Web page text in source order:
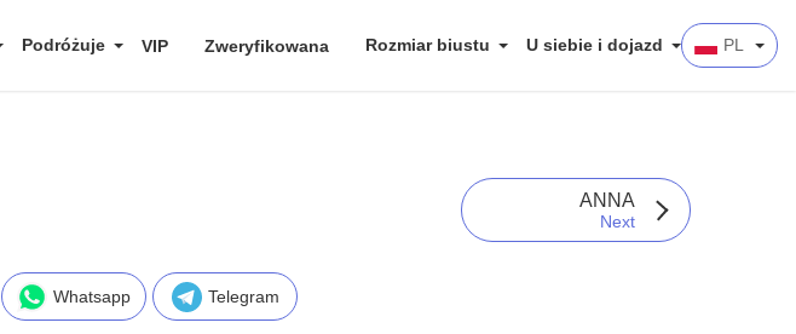
Podróżuje VIP Zweryfikowana Rozmiar biustu U siebie i dojazd PL
ANNA
Next
Whatsapp Telegram